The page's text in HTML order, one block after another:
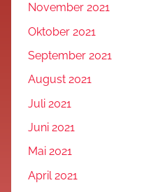
November 2021
Oktober 2021
September 2021
August 2021
Juli 2021
Juni 2021
Mai 2021
April 2021